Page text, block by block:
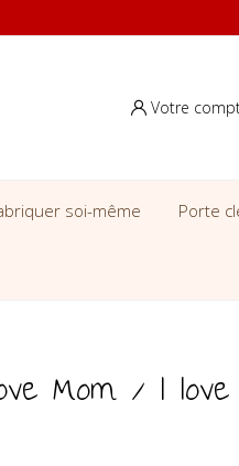
Votre
soi-même Porte
Mom / I